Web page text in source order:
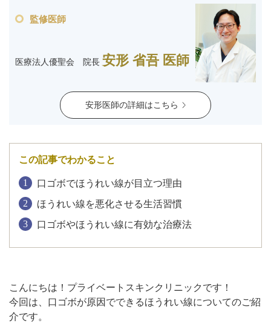
スケジュール
西梅田から徒歩2分
ついて
よくあるご質問
美容ブログ
オンラインショップ
監修医師
医療法人優聖会 院長 安形 省吾 医師
安形医師の詳細はこちら
この記事でわかること
口ゴボでほうれい線が目立つ理由
ほうれい線を悪化させる生活習慣
口ゴボやほうれい線に有効な治療法
こんにちは！プライベートスキンクリニックです！
今回は、口ゴボが原因でできるほうれい線についてのご紹
介です。